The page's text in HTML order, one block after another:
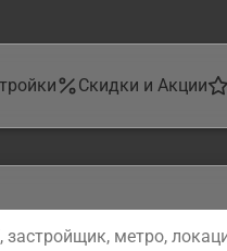
Скидки и Акции